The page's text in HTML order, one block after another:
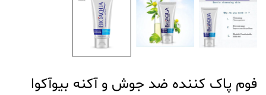
فوم پاک کننده ضد جوش و آکنه بیوآکوا